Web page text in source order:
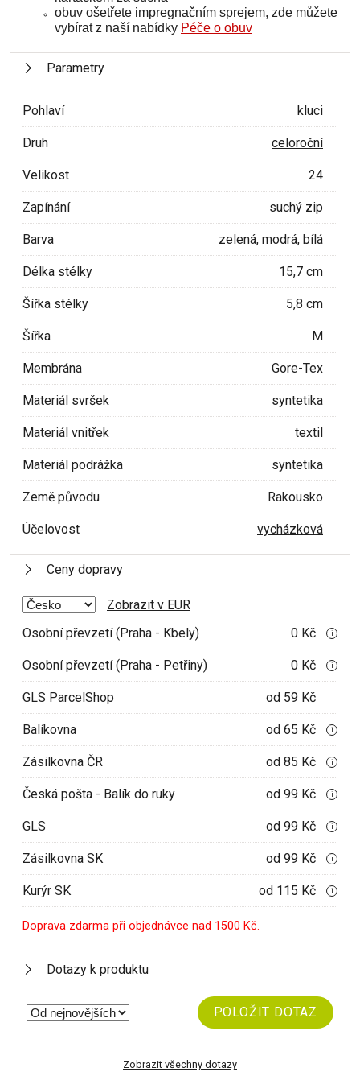
obuv ošetřete impregnačním sprejem, zde můžete
vybírat z naší nabídky Péče o obuv
Parametry
Pohlaví kluci
Druh celoroční
Velikost 24
Zapínání suchý zip
Barva zelená, modrá, bílá
Délka stélky 15,7 cm
Šířka stélky 5,8 cm
Šířka M
Membrána Gore-Tex
Materiál svršek syntetika
Materiál vnitřek textil
Materiál podrážka syntetika
Země původu Rakousko
Účelovost vycházková
Ceny dopravy
Zobrazit v EUR
Osobní převzetí (Praha - Kbely)
0 Kč i
Osobní převzetí (Praha - Petřiny) 0 Kč i
GLS ParcelShop od 59 Kč
Balíkovna od 65 Kč i
Zásilkovna ČR od 85 Kč i
Česká pošta - Balík do ruky od 99 Kč i
GLS od 99 Kč i
Zásilkovna SK od 99 Kč i
Kurýr SK od 115 Kč i
Doprava zdarma při objednávce nad 1500 Kč.
Dotazy k produktu
POLOŽIT DOTAZ
Zobrazit všechny dotazy